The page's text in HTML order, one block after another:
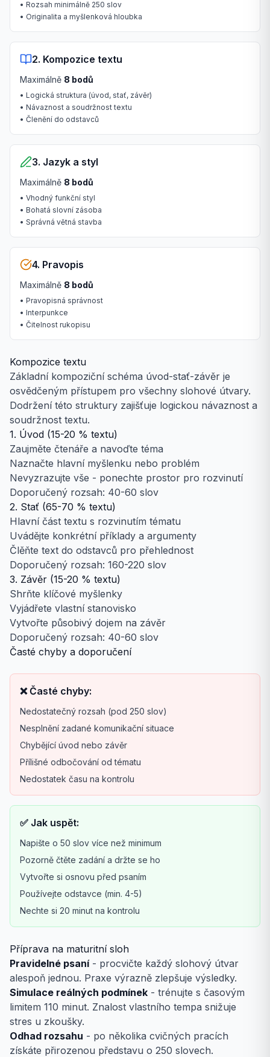
• Rozsah minimálně 250 slov
• Originalita a myšlenková hloubka
2. Kompozice textu
Maximálně 8 bodů
• Logická struktura (úvod, stať, závěr)
• Návaznost a soudržnost textu
• Členění do odstavců
3. Jazyk a styl
Maximálně 8 bodů
• Vhodný funkční styl
• Bohatá slovní zásoba
• Správná větná stavba
4. Pravopis
Maximálně 8 bodů
• Pravopisná správnost
• Interpunkce
• Čitelnost rukopisu
Kompozice textu
Základní kompoziční schéma úvod-stať-závěr je
osvědčeným přístupem pro všechny slohové útvary.
Dodržení této struktury zajišťuje logickou návaznost a
soudržnost textu.
1. Úvod (15-20 % textu)
Zaujměte čtenáře a navoďte téma
Naznačte hlavní myšlenku nebo problém
Nevyzrazujte vše - ponechte prostor pro rozvinutí
Doporučený rozsah: 40-60 slov
2. Stať (65-70 % textu)
Hlavní část textu s rozvinutím tématu
Uvádějte konkrétní příklady a argumenty
Člěňte text do odstavců pro přehlednost
Doporučený rozsah: 160-220 slov
3. Závěr (15-20 % textu)
Shrňte klíčové myšlenky
Vyjádřete vlastní stanovisko
Vytvořte působivý dojem na závěr
Doporučený rozsah: 40-60 slov
Časté chyby a doporučení
❌ Časté chyby:
Nedostatečný rozsah (pod 250 slov)
Nesplnění zadané komunikační situace
Chybějící úvod nebo závěr
Přílišné odbočování od tématu
Nedostatek času na kontrolu
✅ Jak uspět:
Napište o 50 slov více než minimum
Pozorně čtěte zadání a držte se ho
Vytvořte si osnovu před psaním
Používejte odstavce (min. 4-5)
Nechte si 20 minut na kontrolu
Příprava na maturitní sloh
Pravidelné psaní- procvičte každý slohový útvar
alespoň jednou. Praxe výrazně zlepšuje výsledky.
Simulace reálných podmínek - trénujte s časovým
limitem 110 minut. Znalost vlastního tempa snižuje
stres u zkoušky.
Odhad rozsahu - po několika cvičných pracích
získáte přirozenou představu o 250 slovech.